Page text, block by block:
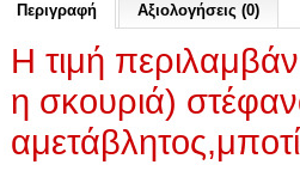
Περιγραφή Αξιολογήσεις (0)
Η τιμή
η σκουριά)